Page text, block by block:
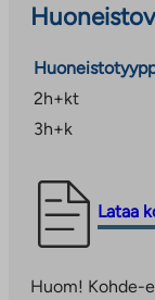
2h+kt
3h+k
Lataa
Linkki
vie
Huom! Kohde-